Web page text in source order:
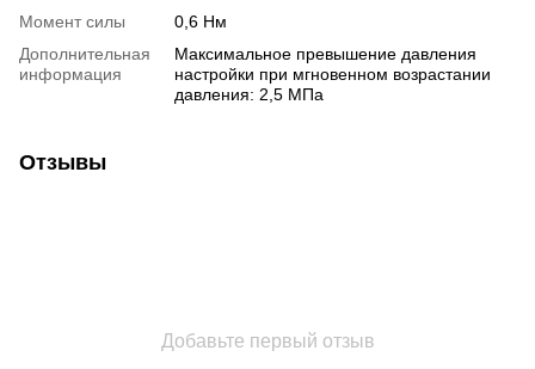
Момент силы
0,6 Нм
Дополнительная
информация
Максимальное превышение давления
настройки при мгновенном возрастании
давления: 2,5 МПа
Отзывы
Добавьте первый отзыв